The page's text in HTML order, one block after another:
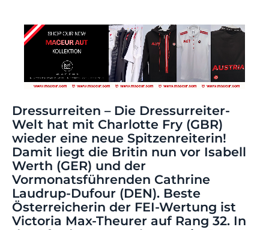
Dressurreiten – Die Dressurreiter-
Welt hat mit Charlotte Fry (GBR)
wieder eine neue Spitzenreiterin!
Damit liegt die Britin nun vor Isabell
Werth (GER) und der
Vormonatsführenden Cathrine
Laudrup-Dufour (DEN). Beste
Österreicherin der FEI-Wertung ist
Victoria Max-Theurer auf Rang 32. In